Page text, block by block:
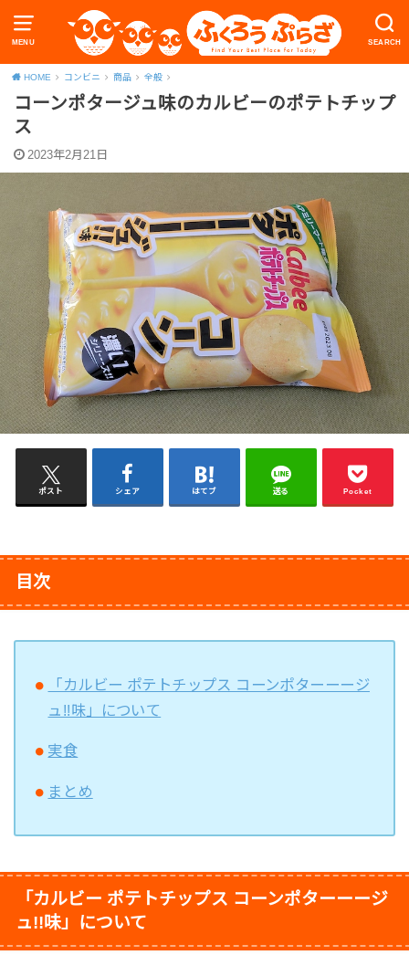
MENU SEARCH
HOME コンビニ 商品 全般
コーンポタージュ味のカルビーのポテトチップ
ス
2023年2月21日
ポスト シェア はてブ 送る Pocket
目次
「カルビー ポテトチップス コーンポターーージ
ュ!!味」について
実食
まとめ
「カルビー ポテトチップス コーンポターーージ
ュ!!味」について